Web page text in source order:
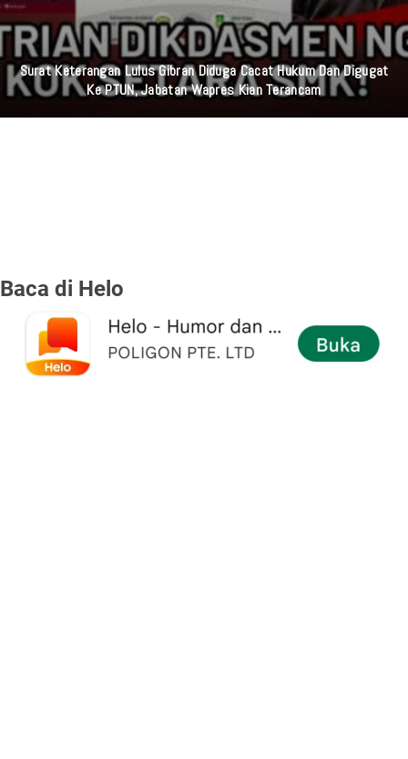
Diva Hani Hadirkan Kisah Percintaan Yang Berakar Pada Sebuah
Keputusan Berat Untuk Berpisah Lewat "CINTA SAMPAI DISINI"
Bersama Musik Proaktif
Baca di Helo